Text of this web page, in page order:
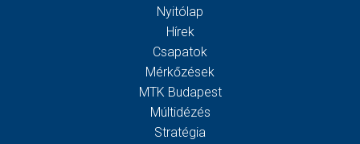
Nyitólap
Hírek
Csapatok
Mérkőzések
MTK Budapest
Múltidézés
Stratégia